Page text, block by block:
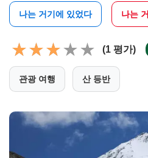
나는 거기에 있었다 나는
(1 평가)
관광 여행 산 등반